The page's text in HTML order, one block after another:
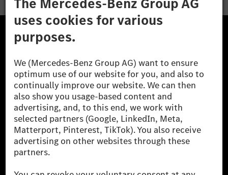
The Mercedes-Benz Group AG (former Daimler AG) is
one of the world's most successful automotive
companies. With Mercedes-Benz AG, we are one of
the leading global suppliers of premium and luxury
cars and vans. Mercedes-Benz Mobility AG offers
financing, leasing, car subscription and car rental,
fleet management, digital services for charging and
payment, insurance brokerage, as well as innovative
mobility services.